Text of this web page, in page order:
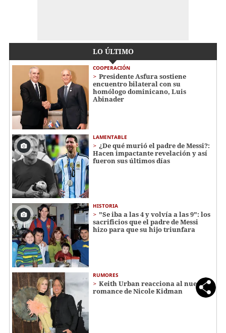
LO ÚLTIMO
COOPERACIÓN
Presidente Asfura sostiene
encuentro bilateral con su
homólogo dominicano, Luis
Abinader
LAMENTABLE
¿De qué murió el padre de Messi?:
Hacen impactante revelación y así
fueron sus últimos días
HISTORIA
"Se iba a las 4 y volvía a las 9": los
sacrificios que el padre de Messi
hizo para que su hijo triunfara
RUMORES
Keith Urban reacciona al nuevo
romance de Nicole Kidman